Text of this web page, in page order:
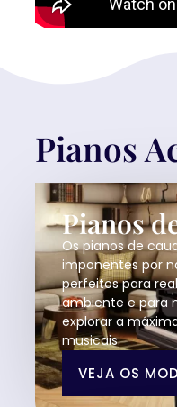
Pianos
Pianos
Os pianos de
imponentes por
perfeitos para
ambiente e para
explorar a
musicais.
VEJA OS